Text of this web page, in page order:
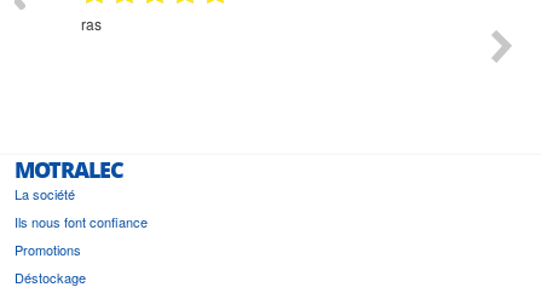
ras
MOTRALEC
La société
Ils nous font confiance
Promotions
Déstockage